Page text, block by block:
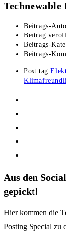
Beitrags-
Beitrag
Beitrags-
Beitrags-
Post tag:
Aus den
gepickt!
Hier kommen die
Posting Special zu